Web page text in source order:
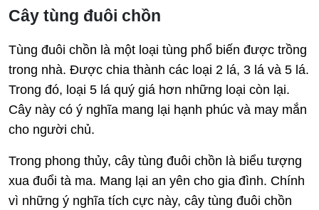
Cây tùng đuôi chồn
Tùng đuôi chồn là một loại tùng phổ biến được trồng
trong nhà. Được chia thành các loại 2 lá, 3 lá và 5 lá.
Trong đó, loại 5 lá quý giá hơn những loại còn lại.
Cây này có ý nghĩa mang lại hạnh phúc và may mắn
cho người chủ.
Trong phong thủy, cây tùng đuôi chồn là biểu tượng
xua đuổi tà ma. Mang lại an yên cho gia đình. Chính
vì những ý nghĩa tích cực này, cây tùng đuôi chồn